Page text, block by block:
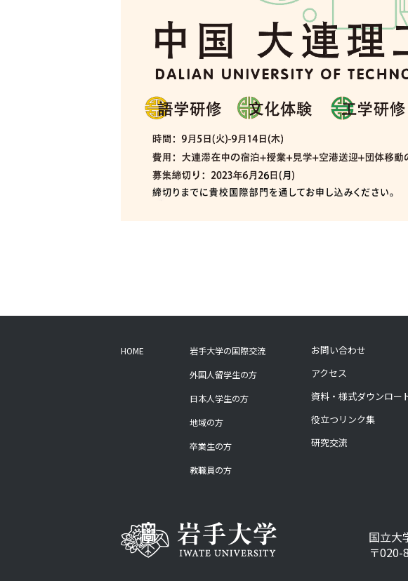
HOME
岩手大学の国際交流
外国人留学生の方
日本人学生の方
地域の方
卒業生の方
教職員の方
お問い合わせ
アクセス
資料・様式ダウンロー
役立つリンク集
研究交流
国立
〒020-